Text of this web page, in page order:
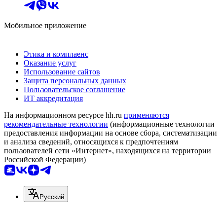
Мобильное приложение
Этика и комплаенс
Оказание услуг
Использование сайтов
Защита персональных данных
Пользовательское соглашение
ИТ аккредитация
На информационном ресурсе hh.ru применяются
рекомендательные технологии (информационные технологии
предоставления информации на основе сбора, систематизации
и анализа сведений, относящихся к предпочтениям
пользователей сети «Интернет», находящихся на территории
Российской Федерации)
Русский